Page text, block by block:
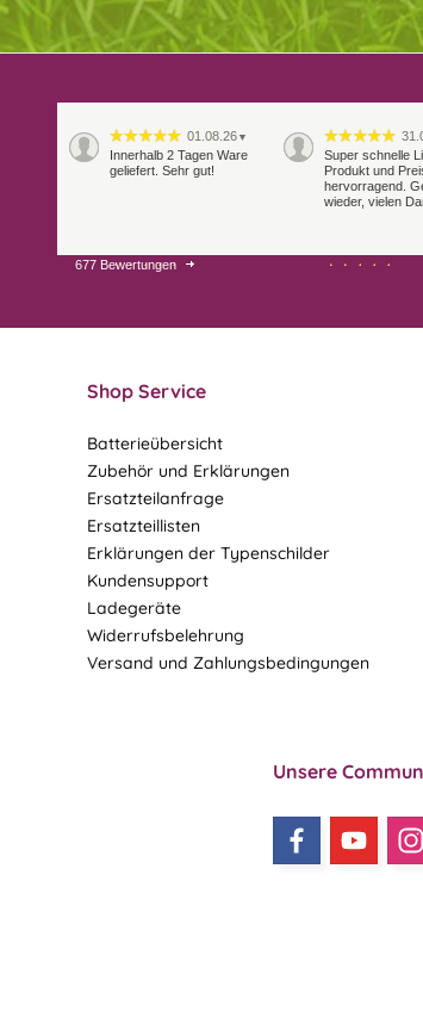
01.08.26 ▼
Innerhalb 2 Tagen Ware
geliefert. Sehr gut!
Super schnelle
Produkt und
hervorragend.
wieder, vielen
27.07.26
677 Bewertungen
Shop Service
Batterieübersicht
Zubehör und Erklärungen
Ersatzteilanfrage
Ersatzteillisten
Erklärungen der Typenschilder
Kundensupport
Ladegeräte
Widerrufsbelehrung
Versand und Zahlungsbedingungen
Unsere